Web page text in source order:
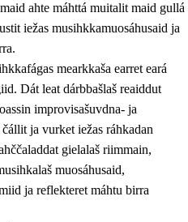
ahte máhttá muitalit maid gullá
iežas musihkkamuosáhusaid ja
mearkkaša earret eará
Dát leat dárbbašlaš reaiddut
improvisašuvdna- ja
ja vurket iežas ráhkadan
gielalaš riimmain,
muosáhusaid,
ja reflekteret máhtu birra